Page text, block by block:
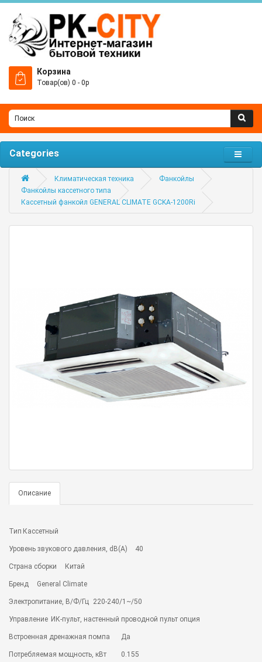
Корзина
Товар(ов) 0 - 0р
Categories
Климатическая техника
Фанкойлы
Фанкойлы кассетного типа
Кассетный фанкойл GENERAL CLIMATE GCKA-1200Ri
Описание
Тип Кассетный
Уровень звукового давления, dB(A) 40
Страна сборки Китай
Бренд General Climate
Электропитание, В/Ф/Гц 220-240/1~/50
Управление ИК-пульт, настенный проводной пульт опция
Встроенная дренажная помпа Да
Потребляемая мощность, кВт 0.155